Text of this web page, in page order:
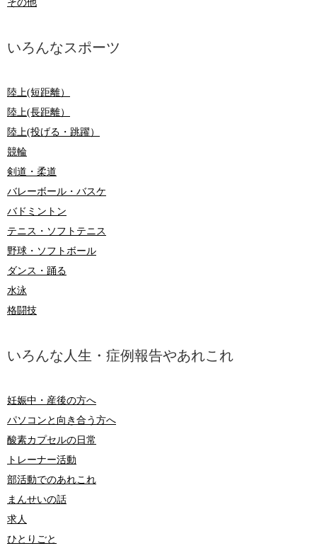
その他
いろんなスポーツ
陸上(短距離）
陸上(長距離）
陸上(投げる・跳躍）
競輪
剣道・柔道
バレーボール・バスケ
バドミントン
テニス・ソフトテニス
野球・ソフトボール
ダンス・踊る
水泳
格闘技
いろんな人生・症例報告やあれこれ
妊娠中・産後の方へ
パソコンと向き合う方へ
酸素カプセルの日常
トレーナー活動
部活動でのあれこれ
まんせいの話
求人
ひとりごと